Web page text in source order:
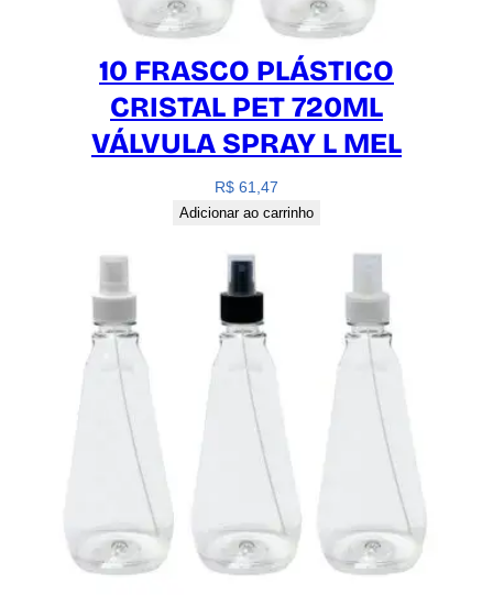
10 FRASCO PLÁSTICO
CRISTAL PET 720ML
VÁLVULA SPRAY L MEL
R$ 61,47
Adicionar ao carrinho